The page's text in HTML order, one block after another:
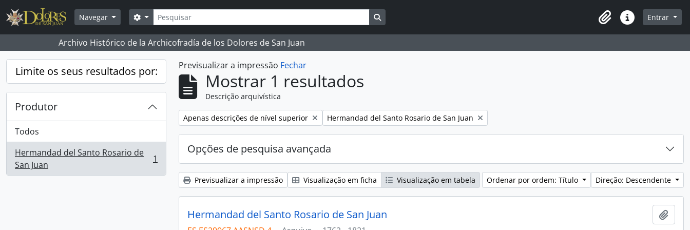
Skip to main content
Navegar
Pesquisar
Opções de busca Busque na página de navegação
Área de transferência
Ligações rápidas
Entrar
Archivo Histórico de la Archicofradía de los Dolores de San Juan
Limite os seus resultados por:
Produtor
Todos
Hermandad del Santo Rosario de
San Juan
, 1 resultados 1
Previsualizar a impressão Fechar
Mostrar 1 resultados
Descrição arquivística
Remover filtro:
Apenas descrições de nível superior Remover filtro:
Hermandad del Santo Rosario de San Juan
Opções de pesquisa avançada
Previsualizar a impressão Visualização em ficha Visualização em tabela Ordenar por ordem: Título Direção: Descendente
Hermandad del Santo Rosario de San Juan